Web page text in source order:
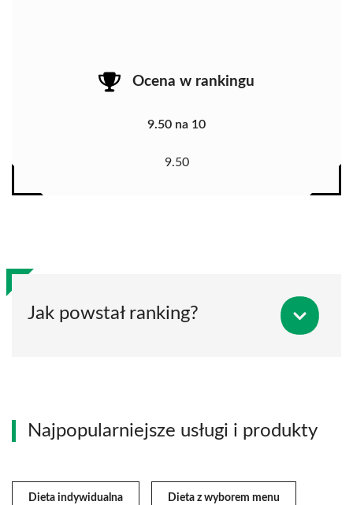
Ocena w rankingu
9.50 na 10
9.50
Jak powstał ranking?
Najpopularniejsze usługi i produkty
Dieta indywidualna Dieta z wyborem menu